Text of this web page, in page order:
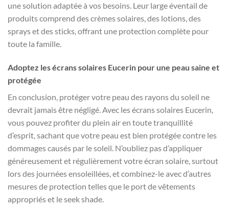
une solution adaptée à vos besoins. Leur large éventail de
produits comprend des crèmes solaires, des lotions, des
sprays et des sticks, offrant une protection complète pour
toute la famille.
Adoptez les écrans solaires Eucerin pour une peau saine et
protégée
En conclusion, protéger votre peau des rayons du soleil ne
devrait jamais être négligé. Avec les écrans solaires Eucerin,
vous pouvez profiter du plein air en toute tranquillité
d’esprit, sachant que votre peau est bien protégée contre les
dommages causés par le soleil. N’oubliez pas d’appliquer
généreusement et régulièrement votre écran solaire, surtout
lors des journées ensoleillées, et combinez-le avec d’autres
mesures de protection telles que le port de vêtements
appropriés et le seek shade.